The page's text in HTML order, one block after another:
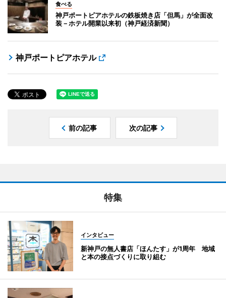
食べる
神戸ポートピアホテルの鉄板焼き店「但馬」が全面改
装－ホテル開業以来初（神戸経済新聞）
神戸ポートピアホテル
前の記事 次の記事
特集
インタビュー
新神戸の無人書店「ほんたす」が1周年 地域
と本の接点づくりに取り組む